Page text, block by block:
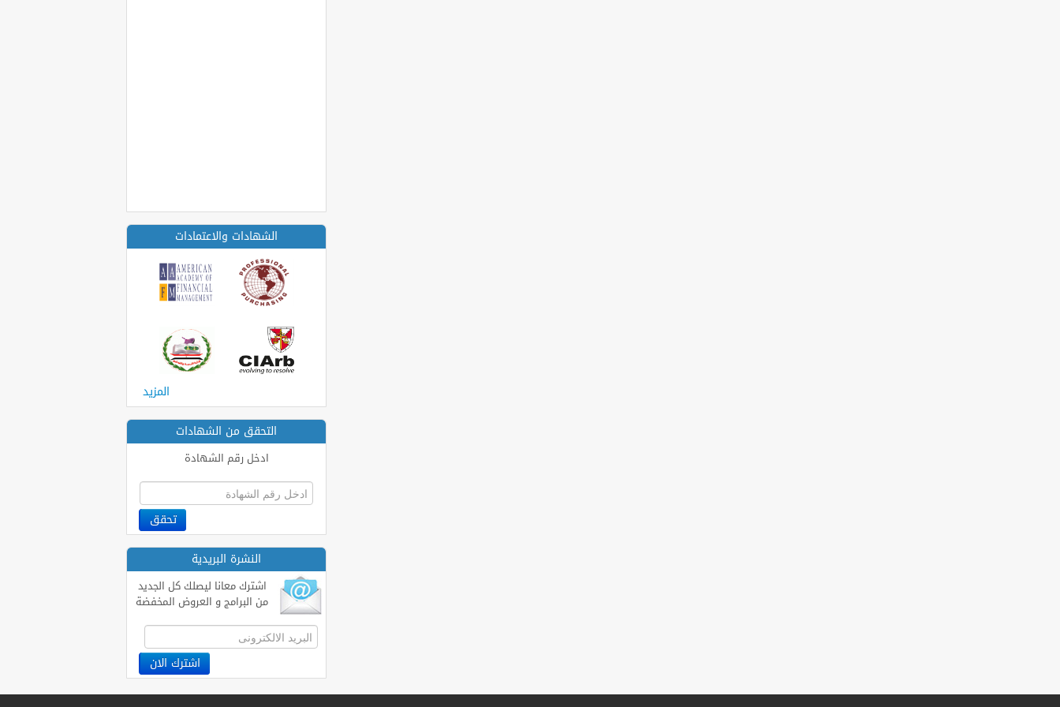
الشهادات والاعتمادات
المزيد
التحقق من الشهادات
ادخل رقم الشهادة
النشرة البريدية
اشترك معانا ليصلك كل الجديد
من البرامج و العروض المخفضة